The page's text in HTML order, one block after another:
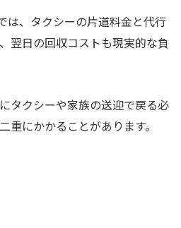
は、タクシーの片道料金と代行
翌日の回収コストも現実的な負
タクシーや家族の送迎で戻る必
重にかかることがあります。